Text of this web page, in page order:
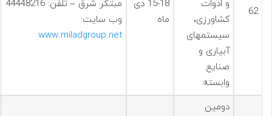
62
و ادوات
کشاورزی،
سیستمهای
آبیاری و
صنایع
وابسته
15-18 دی
ماه
مبتکر شرق – تلفن: 44448216
وب سایت:
www.miladgroup.net
دومین